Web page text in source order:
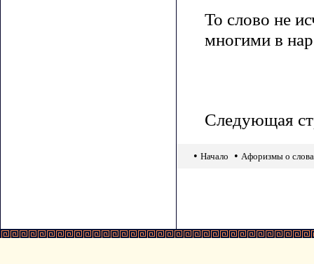
То слово не
многими в
Следующая
• Начало • Афоризмы о